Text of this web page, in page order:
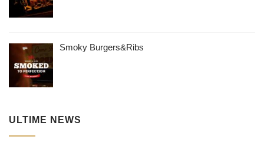
Smoky Burgers&Ribs
ULTIME NEWS